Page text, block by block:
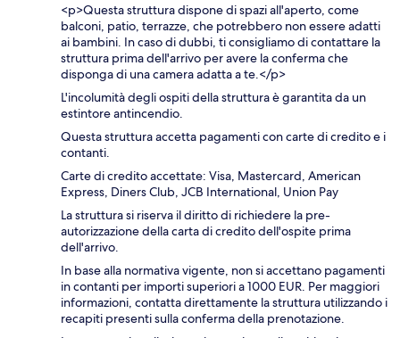
<p>Questa struttura dispone di spazi all'aperto, come
balconi, patio, terrazze, che potrebbero non essere adatti
ai bambini. In caso di dubbi, ti consigliamo di contattare la
struttura prima dell'arrivo per avere la conferma che
disponga di una camera adatta a te.</p>
L'incolumità degli ospiti della struttura è garantita da un
estintore antincendio.
Questa struttura accetta pagamenti con carte di credito e i
contanti.
Carte di credito accettate: Visa, Mastercard, American
Express, Diners Club, JCB International, Union Pay
La struttura si riserva il diritto di richiedere la pre-
autorizzazione della carta di credito dell'ospite prima
dell'arrivo.
In base alla normativa vigente, non si accettano pagamenti
in contanti per importi superiori a 1000 EUR. Per maggiori
informazioni, contatta direttamente la struttura utilizzando i
recapiti presenti sulla conferma della prenotazione.